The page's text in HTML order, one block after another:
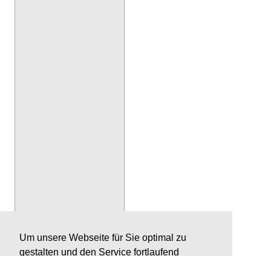
Um unsere Webseite für Sie optimal zu
gestalten und den Service fortlaufend